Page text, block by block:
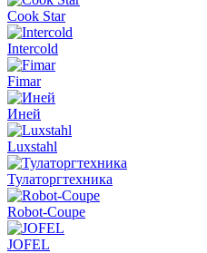
Cook Star
Intercold
Fimar
Иней
Luxstahl
Тулаторгтехника
Robot-Coupe
JOFEL